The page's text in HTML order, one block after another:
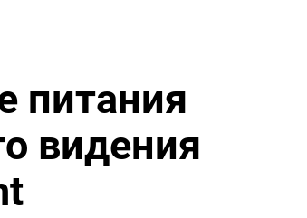
питания
видения